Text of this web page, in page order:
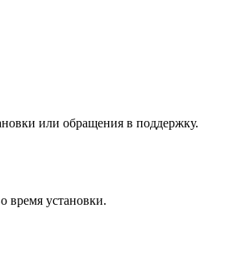
или обращения в поддержку.
время установки.